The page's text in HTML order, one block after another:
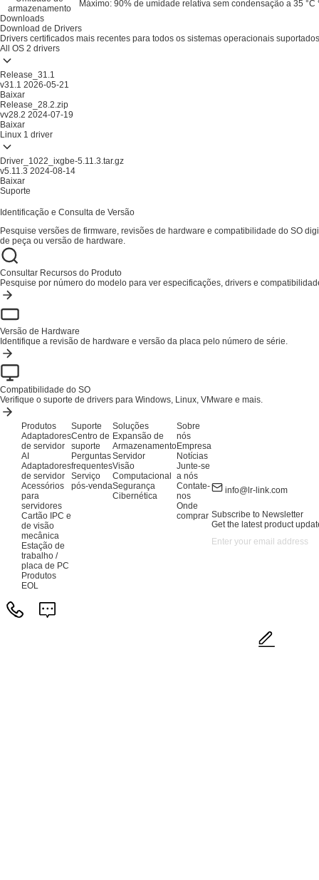
armazenamento
Máximo: 90% de umidade relativa sem condensação a 35
Downloads
Download de Drivers
Drivers certificados mais recentes para todos os sistemas operacionais
All OS 2 drivers
Release_31.1
v31.1 2026-05-21
Baixar
Release_28.2.zip
vv28.2 2024-07-19
Baixar
Linux 1 driver
Driver_1022_ixgbe-5.11.3.tar.gz
v5.11.3 2024-08-14
Baixar
Suporte
Identificação e Consulta de Versão
Pesquise versões de firmware, revisões de hardware e compatibilidade do SO
de peça ou versão de hardware.
Consultar Recursos do Produto
Pesquise por número do modelo para ver especificações, drivers e
Versão de Hardware
Identifique a revisão de hardware e versão da placa pelo número de série.
Compatibilidade do SO
Verifique o suporte de drivers para Windows, Linux, VMware e mais.
Produtos
Adaptadores
de servidor
AI
Adaptadores
de servidor
Acessórios
para
servidores
Cartão IPC e
de visão
mecânica
Estação de
trabalho /
placa de PC
Produtos
EOL
Suporte
Centro de
suporte
Perguntas
frequentes
Serviço
pós-venda
Soluções
Expansão de
Armazenamento
Servidor
Visão
Computacional
Segurança
Cibernética
Sobre
nós
Empresa
Notícias
Junte-se
a nós
Contate-
nos
Onde
comprar
info@lr-link.com
Subscribe to Newsletter
Get the latest product